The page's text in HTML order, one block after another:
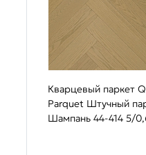
Кварцевый паркет
Parquet Штучный
Шампань 44-414 5/